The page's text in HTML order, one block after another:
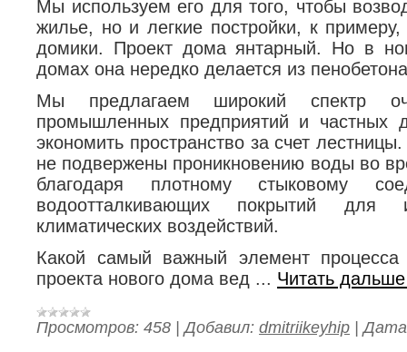
Мы используем его для того, чтобы
жилье, но и легкие постройки, к
домики. Проект дома янтарный. Но в
домах она нередко делается из
Мы предлагаем широкий спектр
промышленных предприятий и частных
экономить пространство за счет
не подвержены проникновению воды во
благодаря плотному стыковому
водоотталкивающих покрытий для
климатических воздействий.
Какой самый важный элемент процесса
проекта нового дома вед ... Читать
Просмотров: 458 |Добавил: dmitriikeyhip |